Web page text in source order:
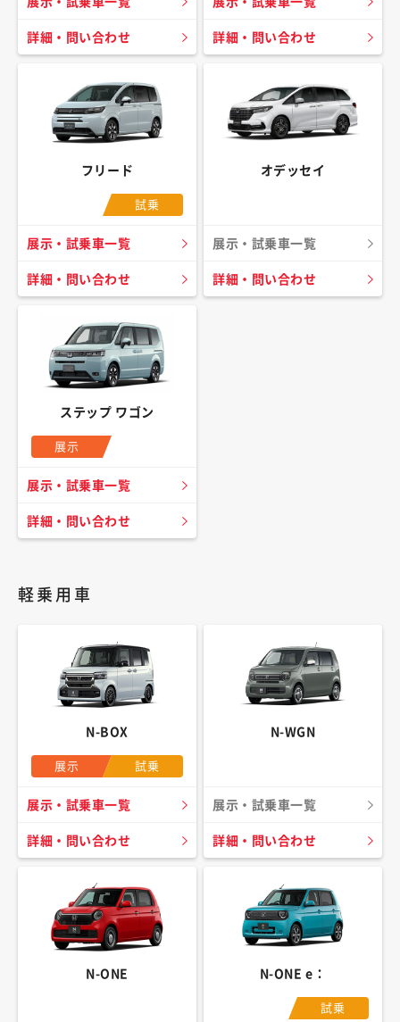
詳細・問い合わせ 詳細・問い合わせ
フリード
試乗
展示・試乗車一覧
詳細・問い合わせ
オデッセイ
展示・試乗車一覧
詳細・問い合わせ
ステップ ワゴン
展示
展示・試乗車一覧
詳細・問い合わせ
軽乗用車
N-BOX
展示 試乗
展示・試乗車一覧
詳細・問い合わせ
N-WGN
展示・試乗車一覧
詳細・問い合わせ
N-ONE N-ONE e：
試乗